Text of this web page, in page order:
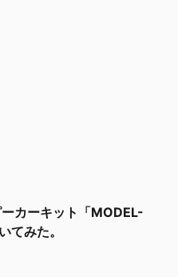
カーキット「MODEL-
てみた。